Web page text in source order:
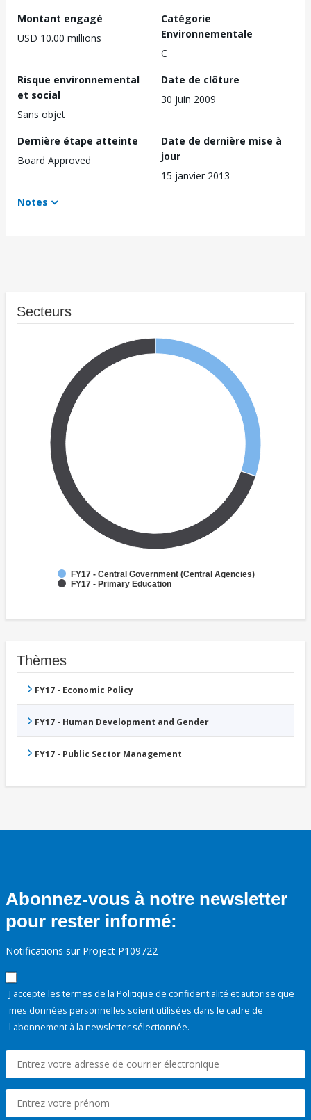
Montant engagé
USD 10.00 millions
Catégorie
Environnementale
C
Risque environnemental
et social
Sans objet
Date de clôture
30 juin 2009
Dernière étape atteinte
Board Approved
Date de dernière mise à
jour
15 janvier 2013
Notes
Secteurs
FY17 - Central Government (Central Agencies)
FY17 - Primary Education
Thèmes
FY17 - Economic Policy
FY17 - Human Development and Gender
FY17 - Public Sector Management
Abonnez-vous à notre newsletter
pour rester informé:
Notifications sur Project P109722
J'accepte les termes de la Politique de confidentialité et autorise que
mes données personnelles soient utilisées dans le cadre de
l'abonnement à la newsletter sélectionnée.